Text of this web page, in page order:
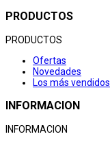
PRODUCTOS
PRODUCTOS
Ofertas
Novedades
Los más vendidos
INFORMACION
INFORMACION